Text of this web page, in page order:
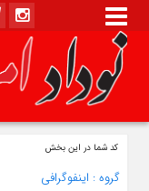
کد شما در این بخش
گروه : اینفوگرافی